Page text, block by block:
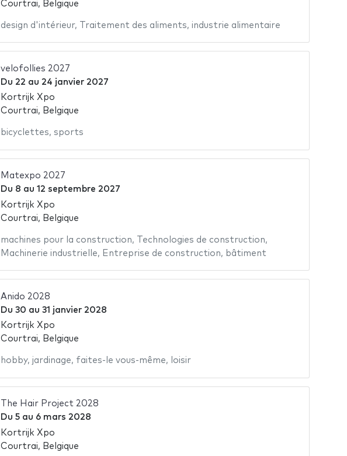
Courtrai, Belgique
design d'intérieur, Traitement des aliments, industrie alimentaire
velofollies 2027
Du 22 au 24 janvier 2027
Kortrijk Xpo
Courtrai, Belgique
bicyclettes, sports
Matexpo 2027
Du 8 au 12 septembre 2027
Kortrijk Xpo
Courtrai, Belgique
machines pour la construction, Technologies de construction,
Machinerie industrielle, Entreprise de construction, bâtiment
Anido 2028
Du 30 au 31 janvier 2028
Kortrijk Xpo
Courtrai, Belgique
hobby, jardinage, faites-le vous-même, loisir
The Hair Project 2028
Du 5au 6 mars 2028
Kortrijk Xpo
Courtrai, Belgique